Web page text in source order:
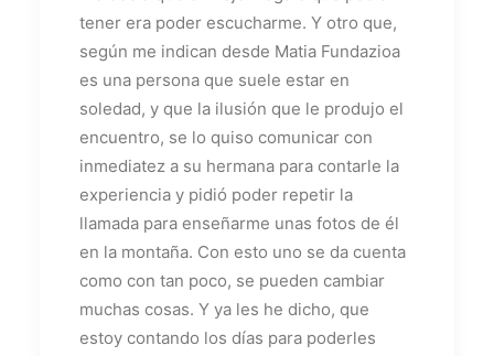
tener era poder escucharme. Y otro que,
según me indican desde Matia Fundazioa
es una persona que suele estar en
soledad, y que la ilusión que le produjo el
encuentro, se lo quiso comunicar con
inmediatez a su hermana para contarle la
experiencia y pidió poder repetir la
llamada para enseñarme unas fotos de él
en la montaña. Con esto uno se da cuenta
como con tan poco, se pueden cambiar
muchas cosas. Y ya les he dicho, que
estoy contando los días para poderles